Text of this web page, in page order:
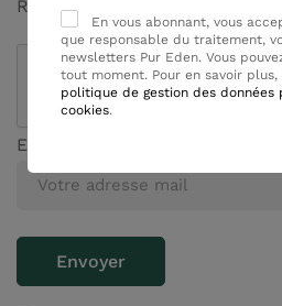
Rejoignez nous !
Email*
En vous abonnant, vous
que responsable du traitement,
newsletters Pur Eden. Vous
tout moment. Pour en savoir
politique de gestion des données
cookies.